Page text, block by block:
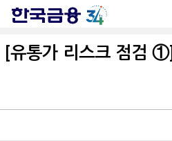
[유통가 리스크 점검 ①]